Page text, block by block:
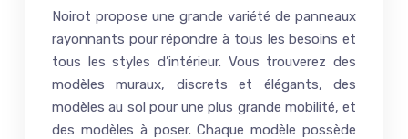
Noirot propose une grande variété de panneaux
rayonnants pour répondre à tous les besoins et
tous les styles d’intérieur. Vous trouverez des
modèles muraux, discrets et élégants, des
modèles au sol pour une plus grande mobilité, et
des modèles à poser. Chaque modèle possède